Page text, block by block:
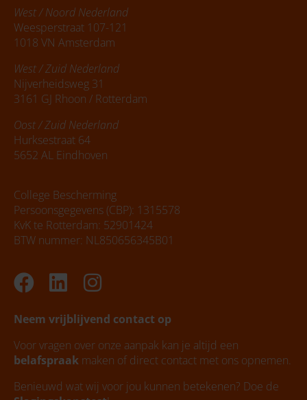
West / Noord Nederland
Weesperstraat 107-121
1018 VN Amsterdam
West / Zuid Nederland
Nijverheidsweg 31
3161 GJ Rhoon / Rotterdam
Oost / Zuid Nederland
Hurksestraat 64
5652 AL Eindhoven
College Bescherming
Persoonsgegevens (CBP): 1315578
KvK te Rotterdam: 52901424
BTW nummer: NL850656345B01
Facebook
LinkedinInstagram
Neem vrijblijvend contact op
Voor vragen over onze aanpak kan je altijd een
belafspraak maken of direct contact met ons opnemen.
Benieuwd wat wij voor jou kunnen betekenen? Doe de